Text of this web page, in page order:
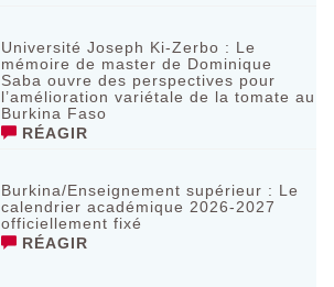
Université Joseph Ki-Zerbo : Le
mémoire de master de Dominique
Saba ouvre des perspectives pour
l’amélioration variétale de la tomate au
Burkina Faso
RÉAGIR
Burkina/Enseignement supérieur : Le
calendrier académique 2026-2027
officiellement fixé
RÉAGIR